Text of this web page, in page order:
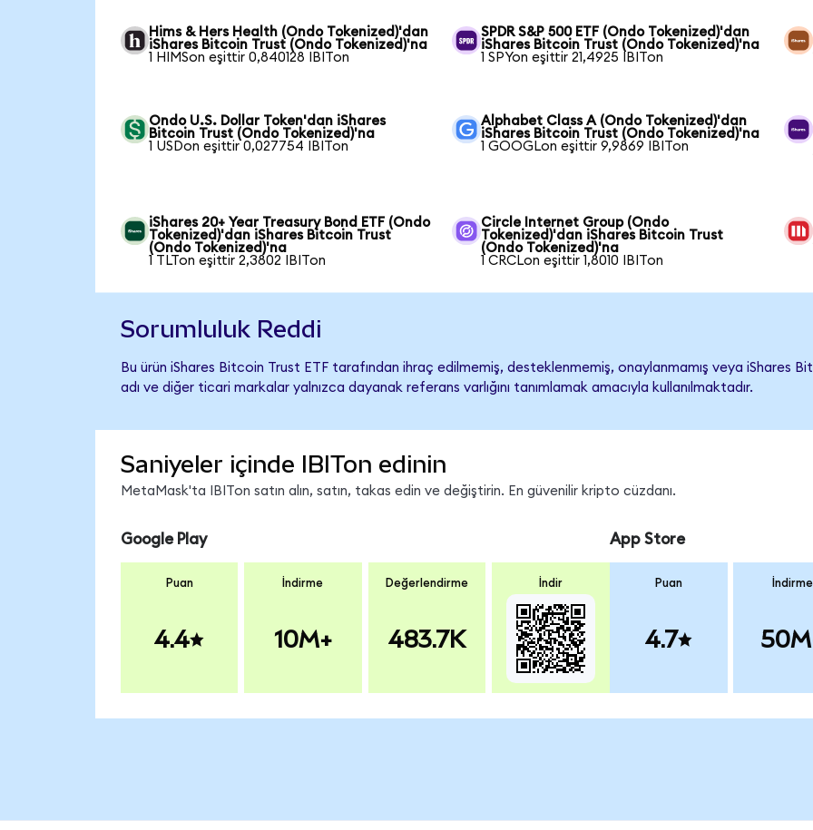
Hims & Hers Health (Ondo Tokenized)'dan
iShares Bitcoin Trust (Ondo Tokenized)'na
1 HIMSon eşittir 0,840128 IBITon
SPDR S&P 500 ETF (Ondo Tokenized)'dan
iShares Bitcoin Trust (Ondo Tokenized)'na
1 SPYon eşittir 21,4925 IBITon
Ondo U.S. Dollar Token'dan iShares
Bitcoin Trust (Ondo Tokenized)'na
1 USDon eşittir 0,027754 IBITon
Alphabet Class A (Ondo Tokenized)'dan
iShares Bitcoin Trust (Ondo Tokenized)'na
1 GOOGLon eşittir 9,9869 IBITon
iShares 20+ Year Treasury Bond ETF (Ondo
Tokenized)'dan iShares Bitcoin Trust
(Ondo Tokenized)'na
1 TLTon eşittir 2,3802 IBITon
Circle Internet Group (Ondo
Tokenized)'dan iShares Bitcoin Trust
(Ondo Tokenized)'na
1 CRCLon eşittir 1,8010 IBITon
Sorumluluk Reddi
Bu ürün iShares Bitcoin Trust ETF tarafından ihraç edilmemiş, desteklenmemiş, onaylanmamış veya iShares
adı ve diğer ticari markalar yalnızca dayanak referans varlığını tanımlamak amacıyla kullanılmaktadır.
Saniyeler içinde IBITon edinin
MetaMask'ta IBITon satın alın, satın, takas edin ve değiştirin. En güvenilir kripto cüzdanı.
Google Play
Puan
4.4
İndirme
10M+
Değerlendirme
483.7K
İndir
App Store
Puan
4.7
İndirme